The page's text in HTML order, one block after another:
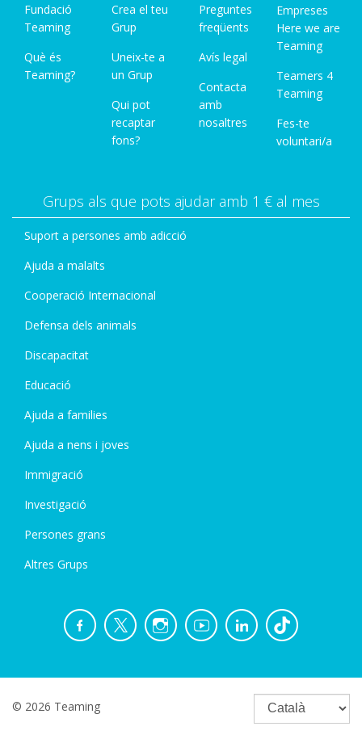
Fundació
Teaming
Què és
Teaming?
Crea el teu
Grup
Uneix-te a
un Grup
Qui pot
recaptar
fons?
Preguntes
freqüents
Avís legal
Contacta
amb
nosaltres
Empreses
Here we are
Teaming
Teamers 4
Teaming
Fes-te
voluntari/a
Grups als que pots ajudar amb 1 € al mes
Suport a persones amb adicció
Ajuda a malalts
Cooperació Internacional
Defensa dels animals
Discapacitat
Educació
Ajuda a families
Ajuda a nens i joves
Immigració
Investigació
Persones grans
Altres Grups
© 2026 Teaming